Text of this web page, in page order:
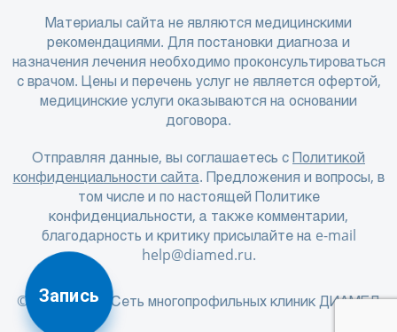
Материалы сайта не являются медицинскими
рекомендациями. Для постановки диагноза и
назначения лечения необходимо проконсультироваться
с врачом. Цены и перечень услуг не является офертой,
медицинские услуги оказываются на основании
договора.
Отправляя данные, вы соглашаетесь с Политикой
конфиденциальности сайта. Предложения и вопросы, в
том числе и по настоящей Политике
конфиденциальности, а также комментарии,
благодарность и критику присылайте на e-mail
help@diamed.ru.
© 2001 - 2026 Сеть многопрофильных клиник ДИАМЕД
Запись